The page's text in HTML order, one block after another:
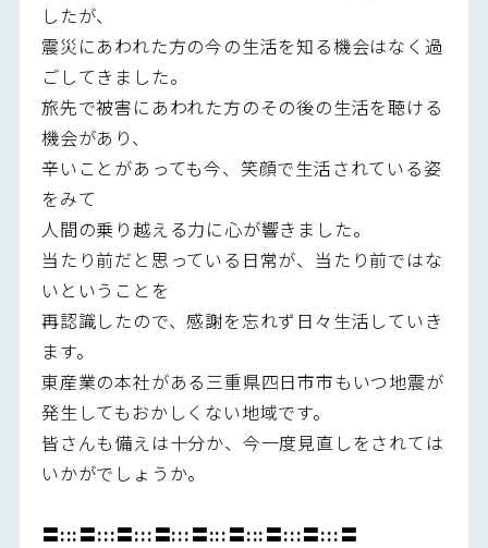
したが、
震災にあわれた方の今の生活を知る機会はなく過
ごしてきました。
旅先で被害にあわれた方のその後の生活を聴ける
機会があり、
辛いことがあっても今、笑顔で生活されている姿
をみて
人間の乗り越える力に心が響きました。
当たり前だと思っている日常が、当たり前ではな
いということを
再認識したので、感謝を忘れず日々生活していき
ます。
東産業の本社がある三重県四日市市もいつ地震が
発生してもおかしくない地域です。
皆さんも備えは十分か、今一度見直しをされては
いかがでしょうか。
〓:::〓:::〓:::〓:::〓:::〓:::〓:::〓:::〓